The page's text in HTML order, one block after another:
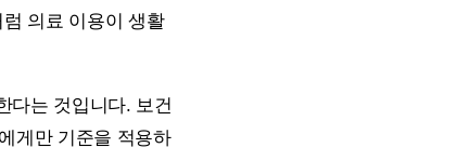
의료 이용이 생활
다는 것입니다. 보건
게만 기준을 적용하